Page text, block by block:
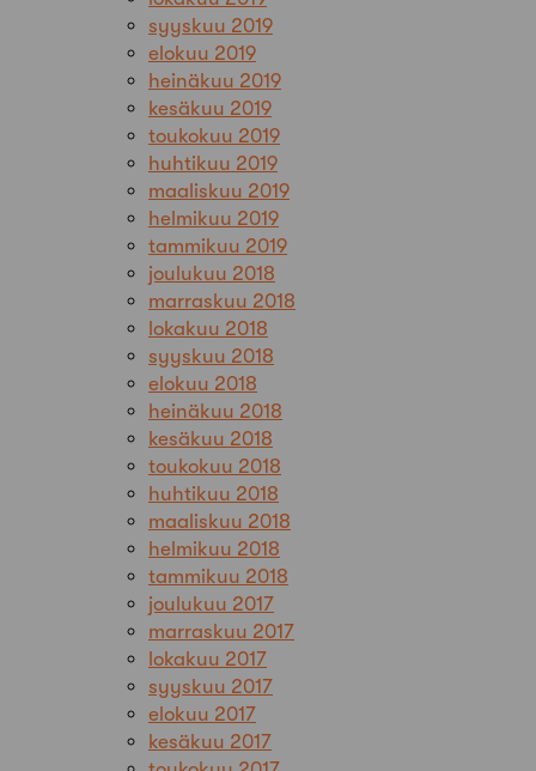
syyskuu 2019
elokuu 2019
heinäkuu 2019
kesäkuu 2019
toukokuu 2019
huhtikuu 2019
maaliskuu 2019
helmikuu 2019
tammikuu 2019
joulukuu 2018
marraskuu 2018
lokakuu 2018
syyskuu 2018
elokuu 2018
heinäkuu 2018
kesäkuu 2018
toukokuu 2018
huhtikuu 2018
maaliskuu 2018
helmikuu 2018
tammikuu 2018
joulukuu 2017
marraskuu 2017
lokakuu 2017
syyskuu 2017
elokuu 2017
kesäkuu 2017